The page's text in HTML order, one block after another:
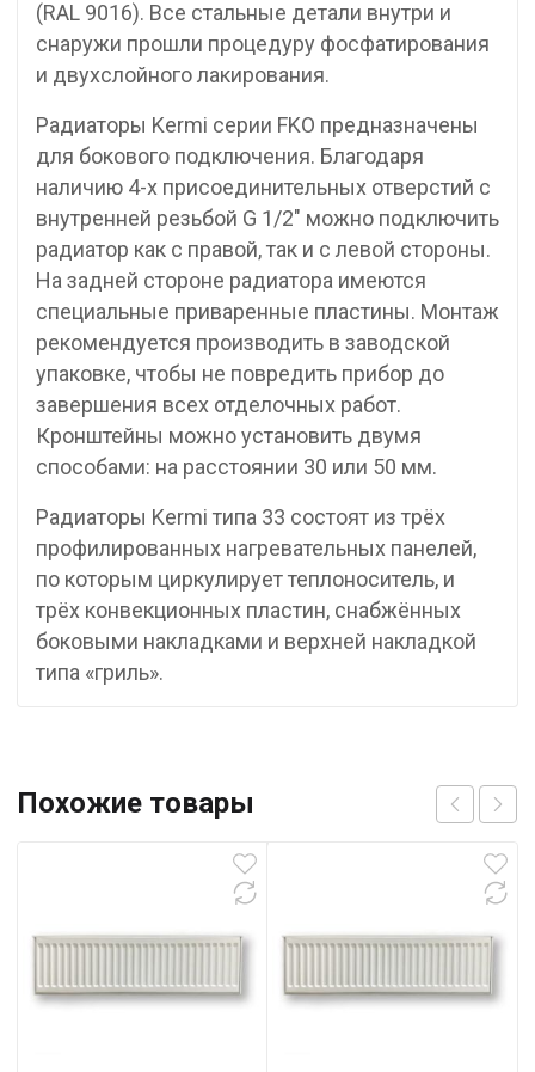
(RAL 9016). Все стальные детали внутри и
снаружи прошли процедуру фосфатирования
и двухслойного лакирования.
Радиаторы Kermi серии FKO предназначены
для бокового подключения. Благодаря
наличию 4-х присоединительных отверстий с
внутренней резьбой G 1/2″ можно подключить
радиатор как с правой, так и с левой стороны.
На задней стороне радиатора имеются
специальные приваренные пластины. Монтаж
рекомендуется производить в заводской
упаковке, чтобы не повредить прибор до
завершения всех отделочных работ.
Кронштейны можно установить двумя
способами: на расстоянии 30 или 50 мм.
Радиаторы Kermi типа 33 состоят из трёх
профилированных нагревательных панелей,
по которым циркулирует теплоноситель, и
трёх конвекционных пластин, снабжённых
боковыми накладками и верхней накладкой
типа «гриль».
Похожие товары